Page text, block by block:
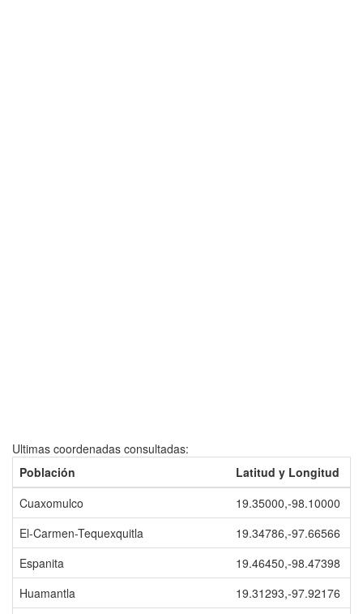
Ultimas coordenadas consultadas:
Población
Latitud y Longitud
Cuaxomulco
19.35000,-98.10000
El-Carmen-Tequexquitla
19.34786,-97.66566
Espanita
19.46450,-98.47398
Huamantla
19.31293,-97.92176